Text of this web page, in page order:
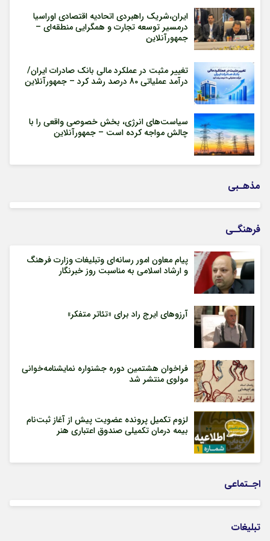
ایران،شریک راهبردی اتحادیه اقتصادی اوراسیا
درمسیر توسعه تجارت و همگرایی منطقه‌ای –
جمهورآنلاین
تغییر مثبت در عملکرد مالی بانک صادرات ایران/
درآمد عملیاتی 80 درصد رشد کرد – جمهورآنلاین
سیاست‌های انرژی، بخش خصوصی واقعی را با
چالش مواجه کرده است – جمهورآنلاین
مذهـبی
فرهنگـی
پیام معاون امور رسانه‌ای وتبلیغات وزارت فرهنگ
و ارشاد اسلامی به مناسبت روز خبرنگار
آرزوهای ایرج راد برای «تئاتر متفکر»
فراخوان هشتمین دوره جشنواره نمایشنامه‌خوانی
مولوی منتشر شد
لزوم تکمیل پرونده عضویت پیش از آغاز ثبت‌نام
بیمه درمان تکمیلی صندوق اعتباری هنر
اجـتماعی
تبلیغات